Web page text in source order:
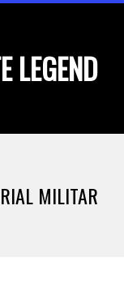
LEGEND
MILITAR